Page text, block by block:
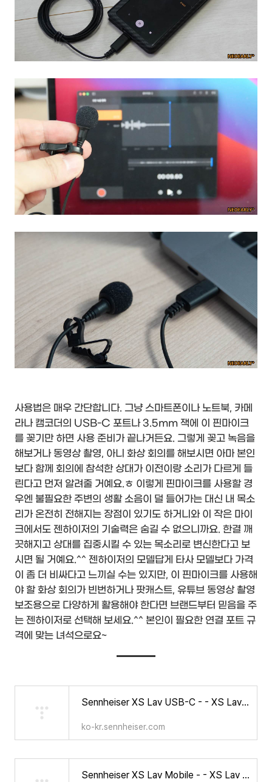
사용법은 매우 간단합니다. 그냥 스마트폰이나 노트북, 카메
라나 캠코더의 USB-C 포트나 3.5mm 잭에 이 핀마이크
를 꽂기만 하면 사용 준비가 끝나거든요. 그렇게 꽂고 녹음을
해보거나 동영상 촬영, 아니 화상 회의를 해보시면 아마 본인
보다 함께 회의에 참석한 상대가 이전이랑 소리가 다르게 들
린다고 먼저 알려줄 거예요.ㅎ 이렇게 핀마이크를 사용할 경
우엔 불필요한 주변의 생활 소음이 덜 들어가는 대신 내 목소
리가 온전히 전해지는 장점이 있기도 하거니와 이 작은 마이
크에서도 젠하이저의 기술력은 숨길 수 없으니까요. 한결 깨
끗해지고 상대를 집중시킬 수 있는 목소리로 변신한다고 보
시면 될 거예요.^^ 젠하이저의 모델답게 타사 모델보다 가격
이 좀 더 비싸다고 느끼실 수는 있지만, 이 핀마이크를 사용해
야 할 화상 회의가 빈번하거나 팟캐스트, 유튜브 동영상 촬영
보조용으로 다양하게 활용해야 한다면 브랜드부터 믿음을 주
는 젠하이저로 선택해 보세요.^^ 본인이 필요한 연결 포트 규
격에 맞는 녀석으로요~
Sennheiser XS Lav USB-C - - XS Lav USB-C is the perfect companion for enhanced dialogue applications on mobile devices and comp
ko-kr.sennheiser.com
Sennheiser XS Lav Mobile - - XS Lav Mobile is the perfect companion for enhanced dialogue recordings on mobile devices and comp